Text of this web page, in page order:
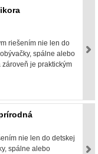
riešením nie len do
spálne alebo
je praktickým
nie len do detskej
spálne alebo